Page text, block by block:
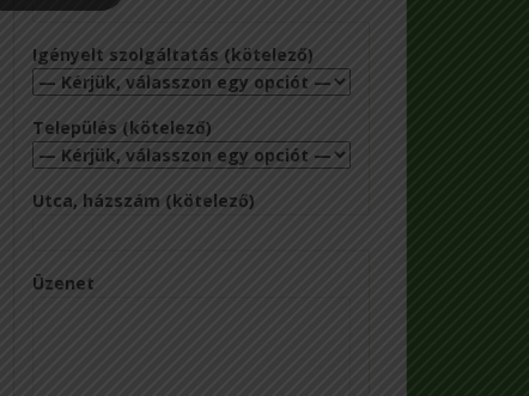
Igényelt szolgáltatás (kötelező)
Település (kötelező)
Utca, házszám (kötelező)
Üzenet